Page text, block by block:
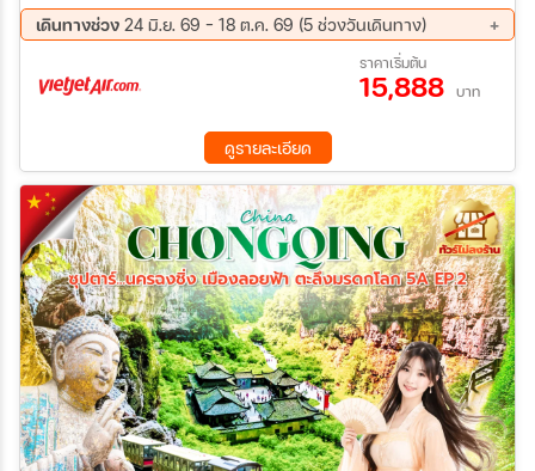
เดินทางช่วง 24 มิ.ย. 69 - 18 ต.ค. 69 (5 ช่วงวันเดินทาง)
02 ก.ย. 69 - 06 ก.ย. 69
16 ก.ย. 69 - 20 ก.ย. 69
30 ก.ย. 69 - 04 ต.ค. 69
ราคาเริ่มต้น
15,888 บาท
ดูรายละเอียด